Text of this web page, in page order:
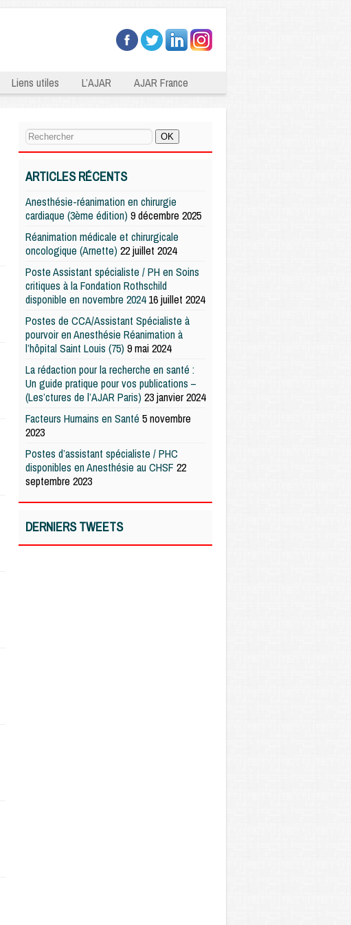
Liens utiles L’AJAR AJAR France
ARTICLES RÉCENTS
Anesthésie-réanimation en chirurgie
cardiaque (3ème édition) 9 décembre 2025
Réanimation médicale et chirurgicale
oncologique (Arnette) 22 juillet 2024
Poste Assistant spécialiste / PH en Soins
critiques à la Fondation Rothschild
disponible en novembre 2024 16 juillet 2024
Postes de CCA/Assistant Spécialiste à
pourvoir en Anesthésie Réanimation à
l’hôpital Saint Louis (75) 9 mai 2024
La rédaction pour la recherche en santé :
Un guide pratique pour vos publications –
(Les’ctures de l’AJAR Paris) 23 janvier 2024
Facteurs Humains en Santé 5 novembre
2023
Postes d’assistant spécialiste / PHC
disponibles en Anesthésie au CHSF 22
septembre 2023
DERNIERS TWEETS